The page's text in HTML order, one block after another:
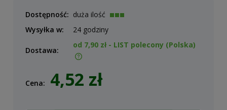
Dostępność: duża ilość
Wysyłka w:
24 godziny
Dostawa:
od 7,90 zł - LIST polecony (Polska)
Cena: 4,52 zł